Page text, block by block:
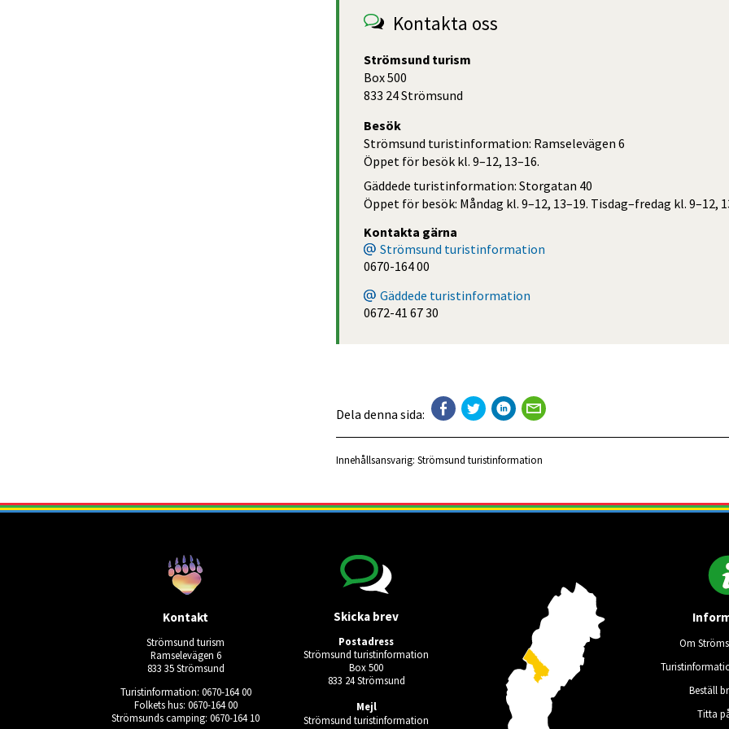
Kontakta oss
Strömsund turism
Box 500
833 24 Strömsund
Besök
Strömsund turistinformation: Ramselevägen 6
Öppet för besök kl. 9–12, 13–16.
Gäddede turistinformation: Storgatan 40
Öppet för besök: Måndag kl. 9–12, 13–19. Tisdag–fredag kl. 9–12,
Kontakta gärna
Strömsund turistinformation
0670-164 00
Gäddede turistinformation
0672-41 67 30
Dela denna sida:
Innehållsansvarig: Strömsund turistinformation
Kontakt
Strömsund turism
Ramselevägen 6
833 35 Strömsund
Turistinformation: 0670-164 00
Folkets hus: 0670-164 00
Strömsunds camping: 0670-164 10
Skicka brev
Postadress
Strömsund turistinformation
Box 500
833 24 Strömsund
Mejl
Strömsund turistinformation
Om
Beställ
Titta